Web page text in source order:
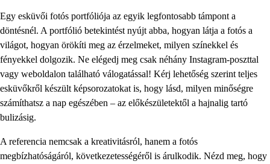
Egy esküvői fotós portfóliója az egyik legfontosabb támpont a
döntésnél. A portfólió betekintést nyújt abba, hogyan látja a fotós a
világot, hogyan örökíti meg az érzelmeket, milyen színekkel és
fényekkel dolgozik. Ne elégedj meg csak néhány Instagram-poszttal
vagy weboldalon található válogatással! Kérj lehetőség szerint teljes
esküvőkről készült képsorozatokat is, hogy lásd, milyen minőségre
számíthatsz a nap egészében – az előkészületektől a hajnalig tartó
bulizásig.
A referencia nemcsak a kreativitásról, hanem a fotós
megbízhatóságáról, következetességéről is árulkodik. Nézd meg, hogy